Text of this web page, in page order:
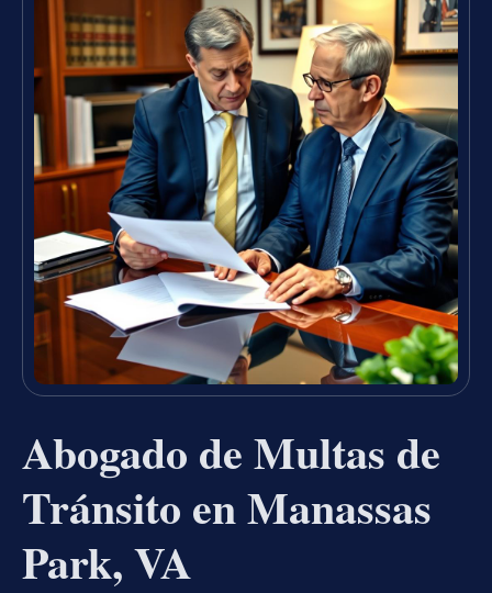
Abogado de Multas de
Tránsito en Manassas
Park, VA